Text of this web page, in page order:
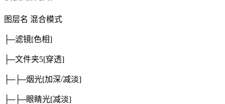
图层名 混合模式
├─滤镜[色相]
├─文件夹5[穿透]
├─├─烟光[加深/减淡]
├─├─眼睛光[减淡]